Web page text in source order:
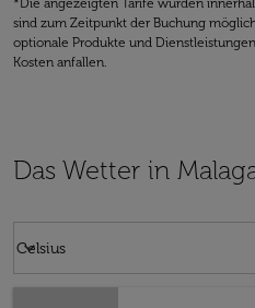
*Die angezeigten Tarife wurden
sind zum Zeitpunkt der Buchung
optionale Produkte und
Kosten anfallen.
Das Wetter in
Celsius
keyboard_arrow_down